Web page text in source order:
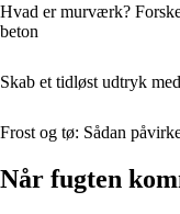
Hvad er murværk?
beton
Skab et tidløst udtryk
Frost og tø: Sådan
Når fugten